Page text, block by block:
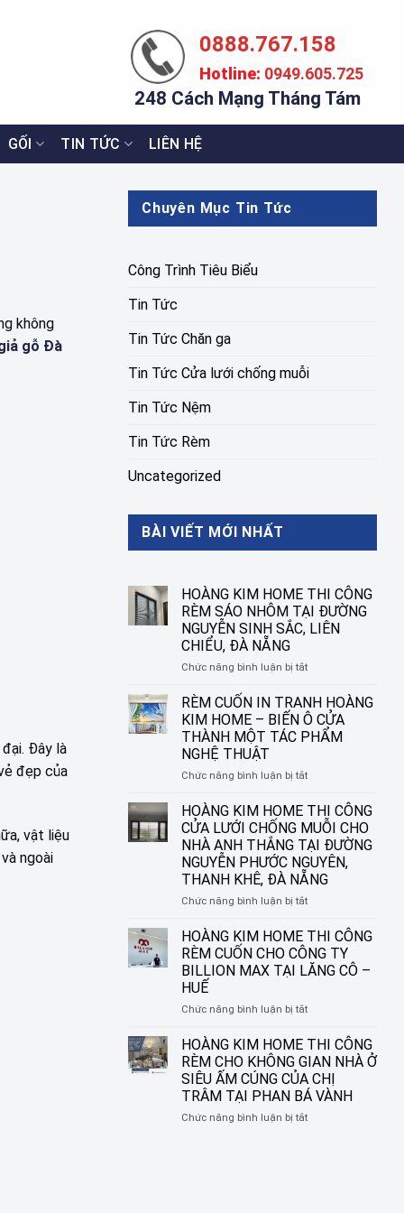
0888.767.158
Hotline: 0949.605.725
248 Cách Mạng Tháng Tám
GỐI TIN TỨC LIÊN HỆ
không
gỗ Đà
Đây là
đẹp của
vật liệu
ngoài
Chuyên Mục Tin Tức
Công Trình Tiêu Biểu
Tin Tức
Tin Tức Chăn ga
Tin Tức Cửa lưới chống muỗi
Tin Tức Nệm
Tin Tức Rèm
Uncategorized
BÀI VIẾT MỚI NHẤT
HOÀNG KIM HOME THI CÔNG
RÈM SÁO NHÔM TẠI ĐƯỜNG
NGUYỄN SINH SẮC, LIÊN
CHIỂU, ĐÀ NẴNG
Chức năng bình luận bị tắtở
KIM
HOME
THI
CÔNG
SÁO
TẠI
ĐƯỜNG
NGUYỄN
SINH
SẮC,
LIÊN
CHIỂU,
RÈM CUỐN IN TRANH HOÀNG
KIM HOME – BIẾN Ô CỬA
THÀNH MỘT TÁC PHẨM
NGHỆ THUẬT
Chức năng bình luận bị tắtở
CUỐN
IN
TRANH
HOÀNG
KIM
HOME
–
Ô
CỬA
THÀNH
MỘT
PHẨM
HOÀNG KIM HOME THI CÔNG
CỬA LƯỚI CHỐNG MUỖI CHO
NHÀ ANH THẮNG TẠI ĐƯỜNG
NGUYỄN PHƯỚC NGUYÊN,
THANH KHÊ, ĐÀ NẴNG
Chức năng bình luận bị tắtở
KIM
HOME
THI
CÔNG
LƯỚI
MUỖI
CHO
NHÀ
ANH
THẮNG
TẠI
HOÀNG KIM HOME THI CÔNG
RÈM CUỐN CHO CÔNG TY
BILLION MAX TẠI LĂNG CÔ –
HUẾ
Chức năng bình luận bị tắtở
KIM
HOME
THI
CÔNG
RÈM
CUỐN
HOÀNG KIM HOME THI CÔNG
RÈM CHO KHÔNG GIAN NHÀ Ở
SIÊU ẤM CÚNG CỦA CHỊ
TRÂM TẠI PHAN BÁ VÀNH
Chức năng bình luận bị tắtở